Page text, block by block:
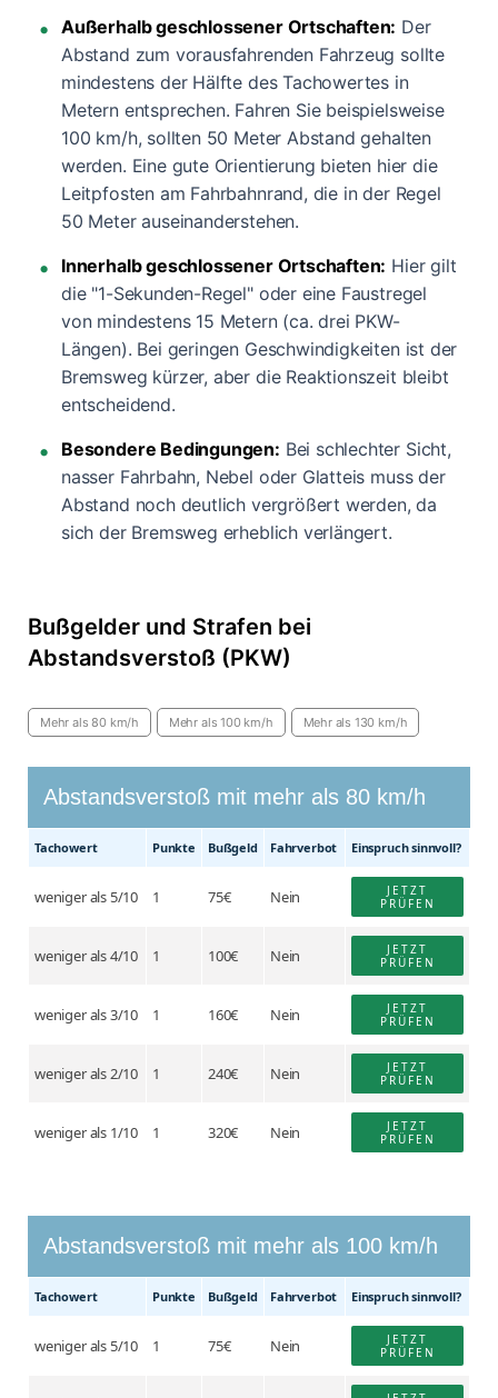
Außerhalb geschlossener Ortschaften: Der
Abstand zum vorausfahrenden Fahrzeug sollte
mindestens der Hälfte des Tachowertes in
Metern entsprechen. Fahren Sie beispielsweise
100 km/h, sollten 50 Meter Abstand gehalten
werden. Eine gute Orientierung bieten hier die
Leitpfosten am Fahrbahnrand, die in der Regel
50 Meter auseinanderstehen.
Innerhalb geschlossener Ortschaften: Hier gilt
die "1-Sekunden-Regel" oder eine Faustregel
von mindestens 15 Metern (ca. drei PKW-
Längen). Bei geringen Geschwindigkeiten ist der
Bremsweg kürzer, aber die Reaktionszeit bleibt
entscheidend.
Besondere Bedingungen: Bei schlechter Sicht,
nasser Fahrbahn, Nebel oder Glatteis muss der
Abstand noch deutlich vergrößert werden, da
sich der Bremsweg erheblich verlängert.
Bußgelder und Strafen bei
Abstandsverstoß (PKW)
Mehr als 80 km/h Mehr als 100 km/h Mehr als 130 km/h
Abstandsverstoß mit mehr als 80 km/h
Tacho­wert Punkte Buß­geld Fahr­verbot Einspruch sinnvoll?
weniger als 5/10 1 75€ Nein
JETZT
PRÜFEN
weniger als 4/10 1 100€ Nein
JETZT
PRÜFEN
weniger als 3/10 1 160€ Nein
JETZT
PRÜFEN
weniger als 2/10 1 240€ Nein
JETZT
PRÜFEN
weniger als 1/10 1 320€ Nein
JETZT
PRÜFEN
Abstandsverstoß mit mehr als 100 km/h
Tacho­wert Punkte Buß­geld Fahr­verbot Einspruch sinnvoll?
weniger als 5/10 1 75€ Nein
JETZT
PRÜFEN